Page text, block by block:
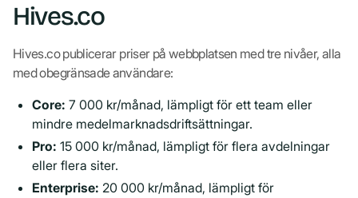
Hives.co
Hives.co publicerar priser på webbplatsen med tre nivåer, alla
med obegränsade användare:
Core: 7 000 kr/månad, lämpligt för ett team eller
mindre medelmarknadsdriftsättningar.
Pro: 15 000 kr/månad, lämpligt för flera avdelningar
eller flera siter.
Enterprise: 20 000 kr/månad, lämpligt för